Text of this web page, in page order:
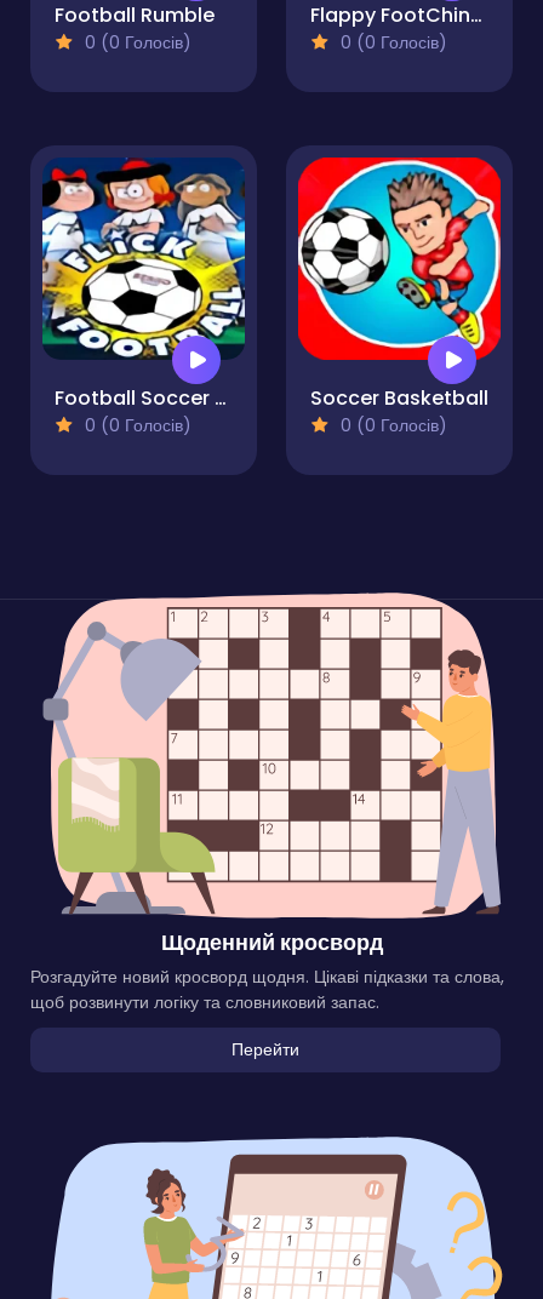
Football Rumble
0 (0 Голосів)
Flappy FootChinko
0 (0 Голосів)
Football Soccer Mondial
0 (0 Голосів)
Soccer Basketball
0 (0 Голосів)
Щоденний кросворд
Розгадуйте новий кросворд щодня. Цікаві підказки та слова,
щоб розвинути логіку та словниковий запас.
Перейти